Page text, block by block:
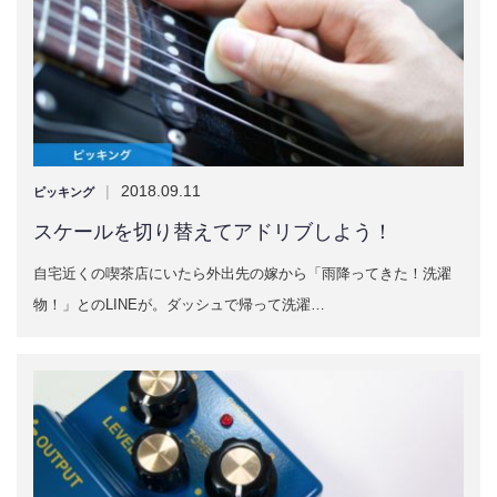
ピッキング | 2018.09.11
スケールを切り替えてアドリブしよう！
自宅近くの喫茶店にいたら外出先の嫁から「雨降ってきた！洗濯
物！」とのLINEが。ダッシュで帰って洗濯…